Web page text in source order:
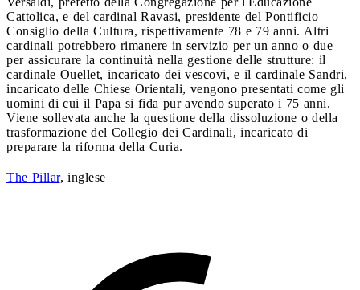
Cattolica, e del cardinal Ravasi, presidente del Pontificio
Consiglio della Cultura, rispettivamente 78 e 79 anni. Altri
cardinali potrebbero rimanere in servizio per un anno o due
per assicurare la continuità nella gestione delle strutture: il
cardinale Ouellet, incaricato dei vescovi, e il cardinale Sandri,
incaricato delle Chiese Orientali, vengono presentati come gli
uomini di cui il Papa si fida pur avendo superato i 75 anni.
Viene sollevata anche la questione della dissoluzione o della
trasformazione del Collegio dei Cardinali, incaricato di
preparare la riforma della Curia.
The Pillar, inglese